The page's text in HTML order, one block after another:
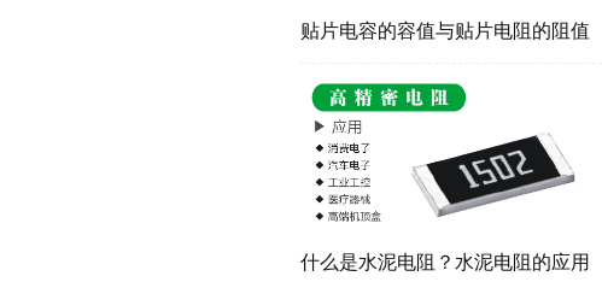
贴片电容的容值与贴片电阻的阻值
数字有什么关系
什么是水泥电阻？水泥电阻的应用